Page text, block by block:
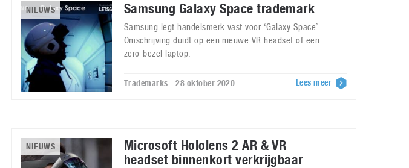
NIEUWS Samsung Galaxy Space trademark
Samsung legt handelsmerk vast voor ‘Galaxy Space’.
Omschrijving duidt op een nieuwe VR headset of een
zero-bezel laptop.
Trademarks - 28 oktober 2020 Lees meer
NIEUWS
Microsoft Hololens 2 AR & VR
headset binnenkort verkrijgbaar